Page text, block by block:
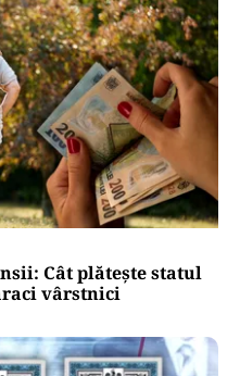
Cât plătește statul
vârstnici